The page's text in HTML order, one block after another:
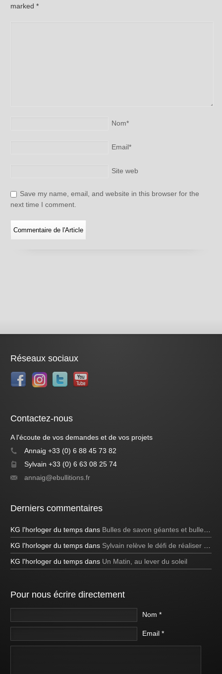
marked*
Nom*
Email*
Site web
Save my name, email, and website in this browser for the
next time I comment.
Réseaux sociaux
Contactez-nous
A l'écoute de vos demandes et de vos projets
Annaig +33 (0) 6 88 45 73 82
Sylvain +33 (0) 6 63 08 25 74
annaig@ebullitions.fr
Derniers commentaires
KG l'horloger du temps dans Bulles de savon géantes et bulles bleues
KG l'horloger du temps dans Sylvain relève le défi de réaliser une bulle de savon carrée à la télévision!
KG l'horloger du temps dans Un Matin, au lever du soleil
Pour nous écrire directement
Nom *
Email *